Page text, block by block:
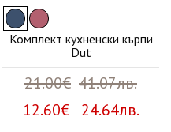
Комплект кухненски кърпи
Dut
21.00€ 41.07лв.
12.60€ 24.64лв.